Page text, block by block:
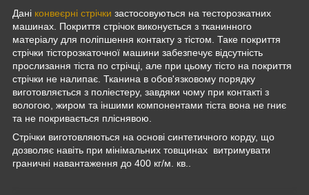
Дані конвеєрні стрічки застосовуються на тесторозкатних
машинах. Покриття стрічок виконується з тканинного
матеріалу для поліпшення контакту з тістом. Таке покриття
стрічки тісторозкаточної машини забезпечує відсутність
прослизання тіста по стрічці, але при цьому тісто на покриття
стрічки не налипає. Тканина в обов'язковому порядку
виготовляється з поліестеру, завдяки чому при контакті з
вологою, жиром та іншими компонентами тіста вона не гниє
та не покривається пліснявою.
Стрічки виготовляються на основі синтетичного корду, що
дозволяє навіть при мінімальних товщинах витримувати
граничні навантаження до 400 кг/м. кв..